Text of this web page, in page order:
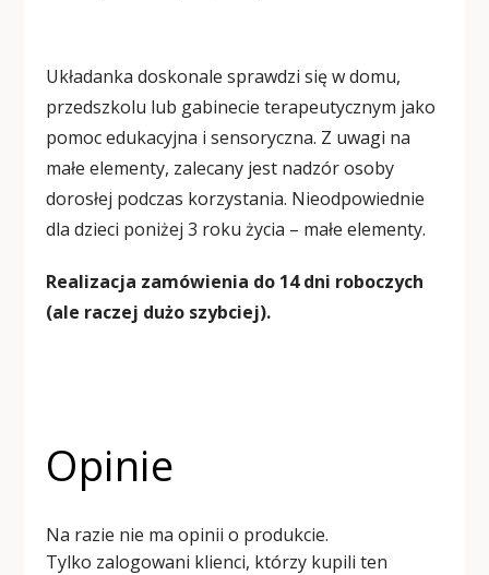
Układanka doskonale sprawdzi się w domu,
przedszkolu lub gabinecie terapeutycznym jako
pomoc edukacyjna i sensoryczna. Z uwagi na
małe elementy, zalecany jest nadzór osoby
dorosłej podczas korzystania. Nieodpowiednie
dla dzieci poniżej 3 roku życia – małe elementy.
Realizacja zamówienia do 14 dni roboczych
(ale raczej dużo szybciej).
Opinie
Na razie nie ma opinii o produkcie.
Tylko zalogowani klienci, którzy kupili ten